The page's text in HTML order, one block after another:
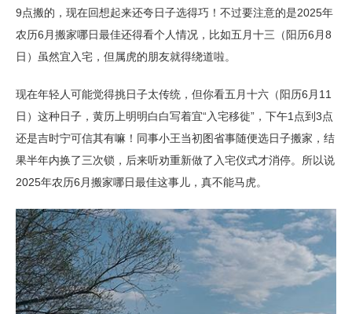
9点搬的，现在回想起来还夸日子选得巧！不过要注意的是2025年
农历6月搬家哪日最佳还得看个人情况，比如五月十三（阳历6月8
日）虽然宜入宅，但属虎的朋友就得绕道啦。
现在年轻人可能觉得挑日子太传统，但你看五月十六（阳历6月11
日）这种日子，黄历上明明白白写着宜“入宅移徙”，下午1点到3点
还是吉时宁可信其有嘛！同事小王当初图省事随便选日子搬家，结
果半年内换了三次锁，后来听劝重新做了入宅仪式才消停。所以说
2025年农历6月搬家哪日最佳这事儿，真不能马虎。